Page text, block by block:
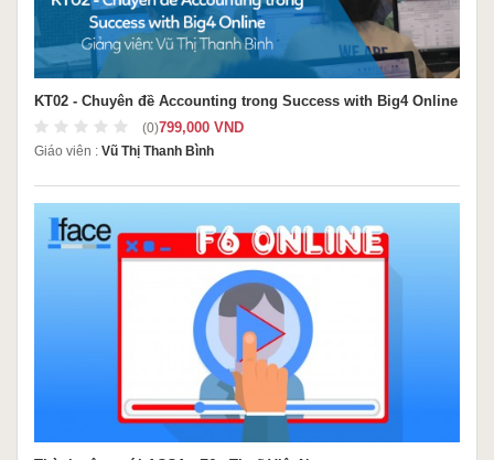
KT02 - Chuyên đề Accounting trong Success with Big4 Online
(0)799,000 VND
Giáo viên : Vũ Thị Thanh Bình